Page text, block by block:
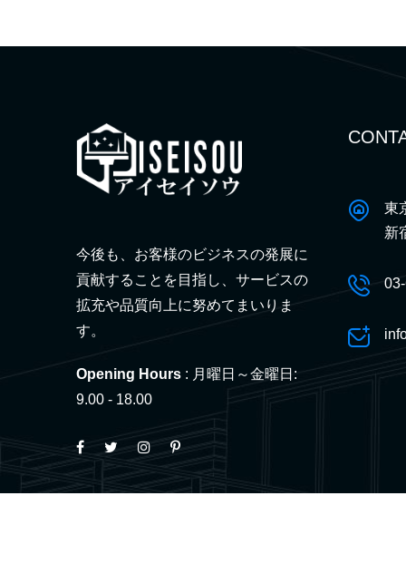
今後も、お客様のビジネスの発展に
貢献することを目指し、サービスの
拡充や品質向上に努めてまいりま
す。
Opening Hours : 月曜日～金曜日:
9.00 - 18.00
東
新